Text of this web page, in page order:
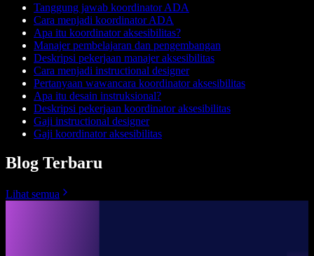
Tanggung jawab koordinator ADA
Cara menjadi koordinator ADA
Apa itu koordinator aksesibilitas?
Manajer pembelajaran dan pengembangan
Deskripsi pekerjaan manajer aksesibilitas
Cara menjadi instructional designer
Pertanyaan wawancara koordinator aksesibilitas
Apa itu desain instruksional?
Deskripsi pekerjaan koordinator aksesibilitas
Gaji instructional designer
Gaji koordinator aksesibilitas
Blog Terbaru
Lihat semua